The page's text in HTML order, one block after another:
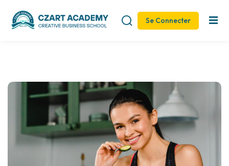
Se Connecter
Sign in Sign up